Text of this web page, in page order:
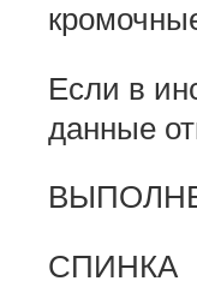
Если в
данные
СПИНКА